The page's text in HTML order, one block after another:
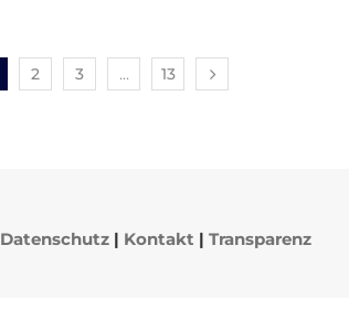
2 3 … 13
Datenschutz| Kontakt | Transparenz